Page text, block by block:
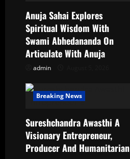
a
t
i
o
Anuja Sahai Explores
Spiritual Wisdom With
Swami Abhedananda On
Articulate With Anuja
admin
Breaking News
Sureshchandra Awasthi A
Visionary Entrepreneur,
Producer And Humanitarian